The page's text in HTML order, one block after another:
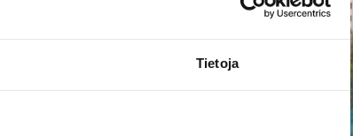
Tietoja